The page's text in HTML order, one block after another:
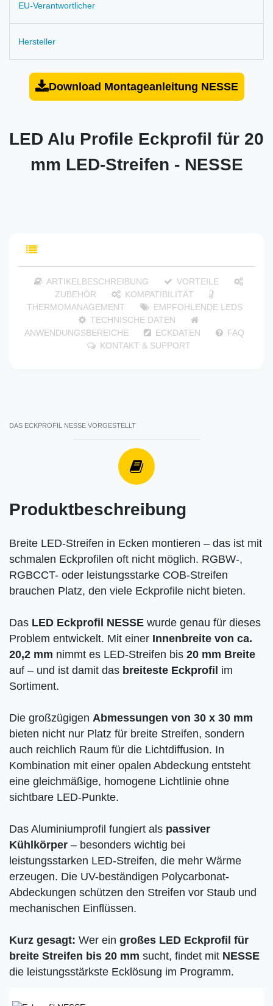
EU-Verantwortlicher
Hersteller
Download Montageanleitung NESSE
LED Alu Profile Eckprofil für 20
mm LED-Streifen - NESSE
ARTIKELBESCHREIBUNG
VORTEILE
ZUBEHÖR
KOMPATIBILITÄT
THERMOMANAGEMENT
EMPFOHLENDE LEDS
TECHNISCHE DATEN
ANWENDUNGSBEREICHE
ECKDATEN
FAQ
KONTAKT & SUPPORT
DAS ECKPROFIL NESSE VORGESTELLT
Produktbeschreibung
Breite LED-Streifen in Ecken montieren – das ist mit
schmalen Eckprofilen oft nicht möglich. RGBW-,
RGBCCT- oder leistungsstarke COB-Streifen
brauchen Platz, den viele Eckprofile nicht bieten.
Das LED Eckprofil NESSE wurde genau für dieses
Problem entwickelt. Mit einer Innenbreite von ca.
20,2 mm nimmt es LED-Streifen bis 20 mm Breite
auf – und ist damit das breiteste Eckprofil im
Sortiment.
Die großzügigen Abmessungen von 30 x 30 mm
bieten nicht nur Platz für breite Streifen, sondern
auch reichlich Raum für die Lichtdiffusion. In
Kombination mit einer opalen Abdeckung entsteht
eine gleichmäßige, homogene Lichtlinie ohne
sichtbare LED-Punkte.
Das Aluminiumprofil fungiert als passiver
Kühlkörper – besonders wichtig bei
leistungsstarken LED-Streifen, die mehr Wärme
erzeugen. Die UV-beständigen Polycarbonat-
Abdeckungen schützen den Streifen vor Staub und
mechanischen Einflüssen.
Kurz gesagt: Wer ein großes LED Eckprofil für
breite Streifen bis 20 mm sucht, findet mit NESSE
die leistungsstärkste Ecklösung im Programm.